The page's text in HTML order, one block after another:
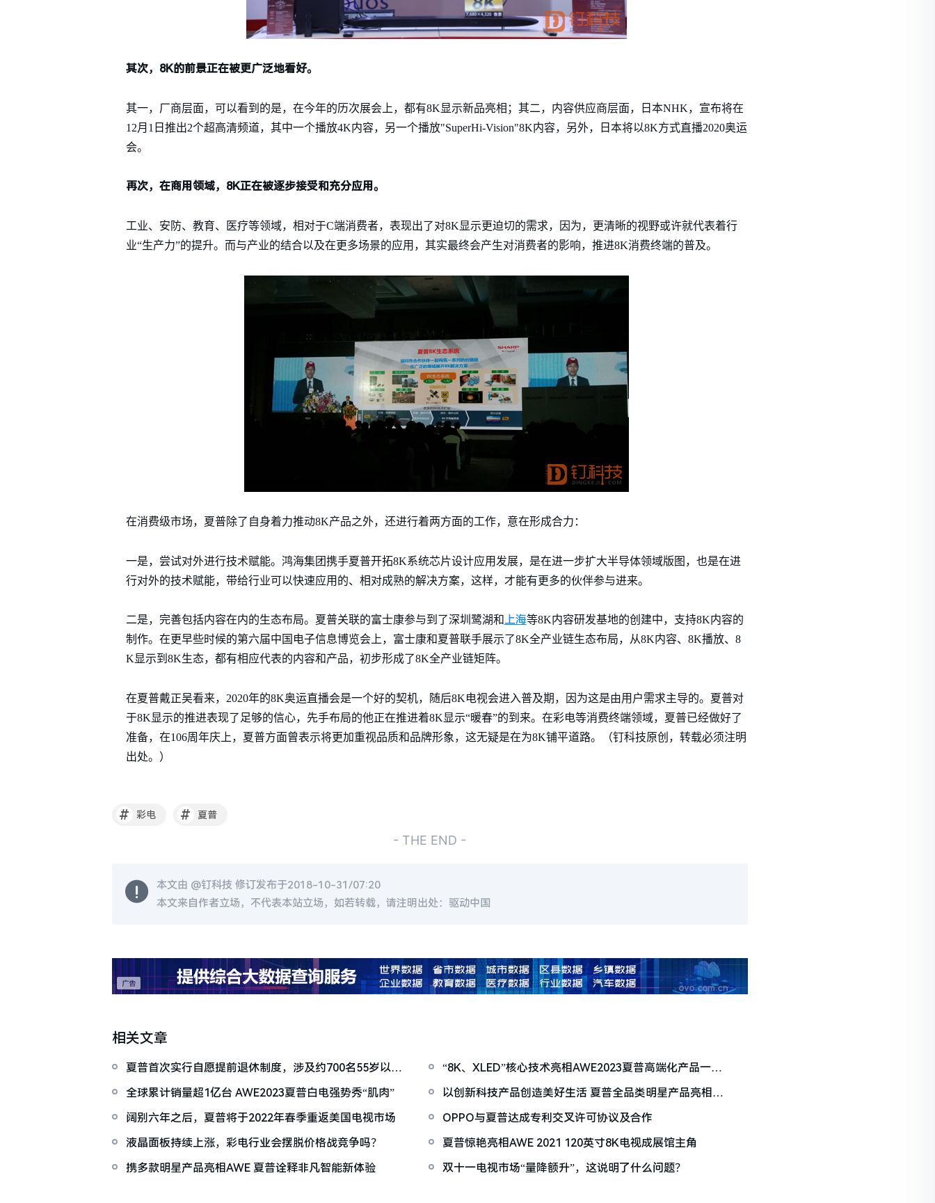
其次，8K的前景正在被更广泛地看好。
其一，厂商层面，可以看到的是，在今年的历次展会上，都有8K显示新品亮相；其二，内容供应商层面，日本NHK，宣布将在
12月1日推出2个超高清频道，其中一个播放4K内容，另一个播放"SuperHi-Vision"8K内容，另外，日本将以8K方式直播2020奥运
会。
再次，在商用领域，8K正在被逐步接受和充分应用。
工业、安防、教育、医疗等领域，相对于C端消费者，表现出了对8K显示更迫切的需求，因为，更清晰的视野或许就代表着行
业“生产力”的提升。而与产业的结合以及在更多场景的应用，其实最终会产生对消费者的影响，推进8K消费终端的普及。
在消费级市场，夏普除了自身着力推动8K产品之外，还进行着两方面的工作，意在形成合力：
一是，尝试对外进行技术赋能。鸿海集团携手夏普开拓8K系统芯片设计应用发展，是在进一步扩大半导体领域版图，也是在进
行对外的技术赋能，带给行业可以快速应用的、相对成熟的解决方案，这样，才能有更多的伙伴参与进来。
二是，完善包括内容在内的生态布局。夏普关联的富士康参与到了深圳鹭湖和上海等8K内容研发基地的创建中，支持8K内容的
制作。在更早些时候的第六届中国电子信息博览会上，富士康和夏普联手展示了8K全产业链生态布局，从8K内容、8K播放、8
K显示到8K生态，都有相应代表的内容和产品，初步形成了8K全产业链矩阵。
在夏普戴正吴看来，2020年的8K奥运直播会是一个好的契机，随后8K电视会进入普及期，因为这是由用户需求主导的。夏普对
于8K显示的推进表现了足够的信心，先手布局的他正在推进着8K显示“暖春”的到来。在彩电等消费终端领域，夏普已经做好了
准备，在106周年庆上，夏普方面曾表示将更加重视品质和品牌形象，这无疑是在为8K铺平道路。（钉科技原创，转载必须注明
出处。）
# 彩电 # 夏普
- THE END -
本文由 @钉科技 修订发布于2018-10-31/07:20
本文来自作者立场，不代表本站立场，如若转载，请注明出处：驱动中国
相关文章
夏普首次实行自愿提前退休制度，涉及约700名55岁以上
的高管
“8K、XLED”核心技术亮相AWE2023夏普高端化产品一展
锋芒
全球累计销量超1亿台 AWE2023夏普白电强势秀“肌肉”
以创新科技产品创造美好生活 夏普全品类明星产品亮相
AWE2023
阔别六年之后，夏普将于2022年春季重返美国电视市场
OPPO与夏普达成专利交叉许可协议及合作
液晶面板持续上涨，彩电行业会摆脱价格战竞争吗？
夏普惊艳亮相AWE 2021 120英寸8K电视成展馆主角
携多款明星产品亮相AWE 夏普诠释非凡智能新体验
双十一电视市场“量降额升”，这说明了什么问题？